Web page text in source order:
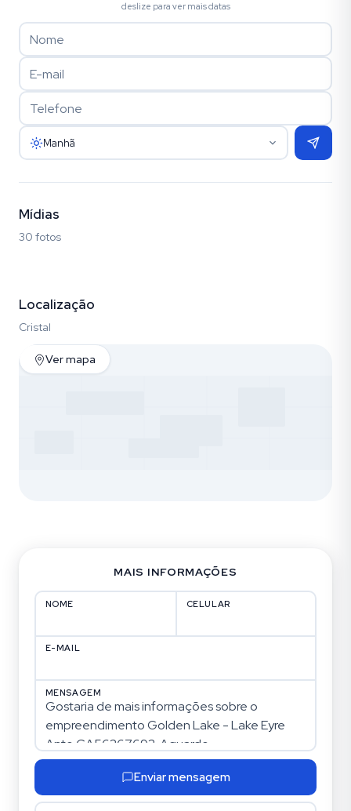
deslize para ver mais datas
Manhã
Mídias
30 fotos
Localização
Cristal
Ver mapa
MAIS INFORMAÇÕES
NOME CELULAR
E-MAIL
MENSAGEM
Enviar mensagem